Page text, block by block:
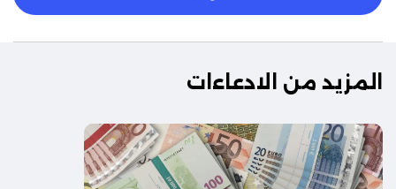
المزيد من الادعاءات